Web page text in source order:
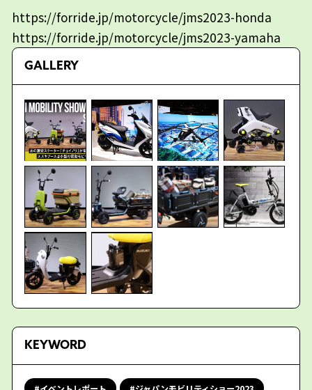
https://forride.jp/motorcycle/jms2023-honda
https://forride.jp/motorcycle/jms2023-yamaha
GALLERY
KEYWORD